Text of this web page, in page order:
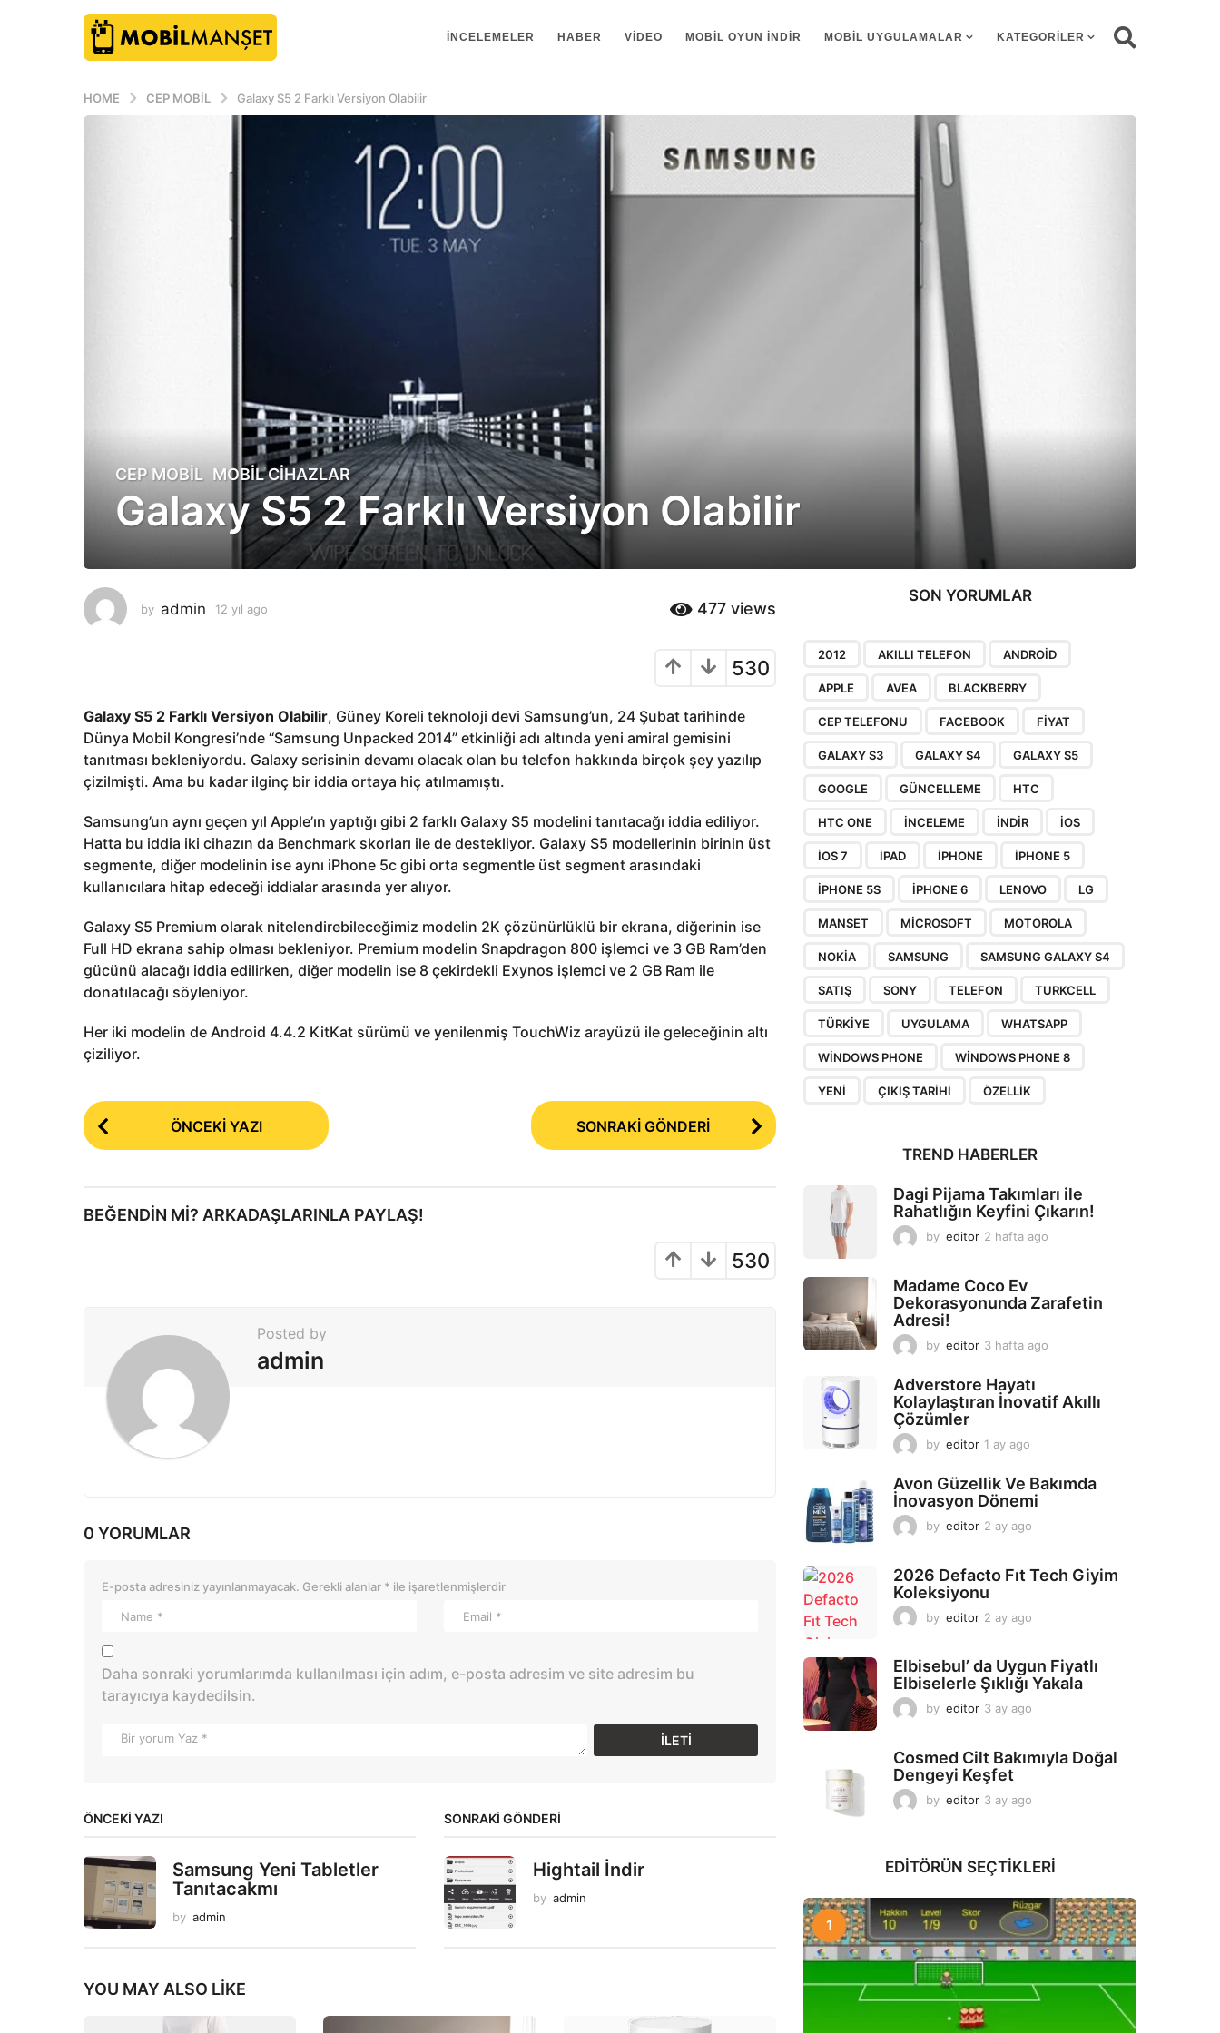
İNCELEMELER HABER VIDEO MOBIL OYUN INDIR MOBIL UYGULAMALAR KATEGORILER
HOME CEP MOBIL Galaxy S5 2 Farklı Versiyon Olabilir
1
2
y
o
ı
l
a
g
CEP MOBIL ,MOBIL CIHAZLAR
Galaxy S5 2 Farklı Versiyon Olabilir
by admin 12 yıl ago
g
o
477 views
530
Galaxy S5 2 Farklı Versiyon Olabilir, Güney Koreli teknoloji devi Samsung’un, 24 Şubat tarihinde
Dünya Mobil Kongresi’nde “Samsung Unpacked 2014” etkinliği adı altında yeni amiral gemisini
tanıtması bekleniyordu. Galaxy serisinin devamı olacak olan bu telefon hakkında birçok şey yazılıp
çizilmişti. Ama bu kadar ilginç bir iddia ortaya hiç atılmamıştı.
Samsung’un aynı geçen yıl Apple’ın yaptığı gibi 2 farklı Galaxy S5 modelini tanıtacağı iddia ediliyor.
Hatta bu iddia iki cihazın da Benchmark skorları ile de destekliyor. Galaxy S5 modellerinin birinin üst
segmente, diğer modelinin ise aynı iPhone 5c gibi orta segmentle üst segment arasındaki
kullanıcılara hitap edeceği iddialar arasında yer alıyor.
Galaxy S5 Premium olarak nitelendirebileceğimiz modelin 2K çözünürlüklü bir ekrana, diğerinin ise
Full HD ekrana sahip olması bekleniyor. Premium modelin Snapdragon 800 işlemci ve 3 GB Ram’den
gücünü alacağı iddia edilirken, diğer modelin ise 8 çekirdekli Exynos işlemci ve 2 GB Ram ile
donatılacağı söyleniyor.
Her iki modelin de Android 4.4.2 KitKat sürümü ve yenilenmiş TouchWiz arayüzü ile geleceğinin altı
çiziliyor.
P
o
t
P
ÖNCEKI YAZI SONRAKİ GÖNDERİ
BEĞENDIN MI? ARKADAŞLARINLA PAYLAŞ!
530
Posted by
admin
0 YORUMLAR
E-posta adresiniz yayınlanmayacak. Gerekli alanlar * ile işaretlenmişlerdir
Daha sonraki yorumlarımda kullanılması için adım, e-posta adresim ve site adresim bu
tarayıcıya kaydedilsin.
ÖNCEKI YAZI
Samsung Yeni Tabletler
Tanıtacakmı
by admin
SONRAKİ GÖNDERİ
Hightail İndir
by admin
YOU MAY ALSO LIKE
SON YORUMLAR
2012 AKILLI TELEFON ANDROID
APPLE AVEA BLACKBERRY
CEP TELEFONU FACEBOOK FIYAT
GALAXY S3 GALAXY S4 GALAXY S5
GOOGLE GÜNCELLEME HTC
HTC ONE INCELEME INDIR IOS
IOS 7 IPAD IPHONE IPHONE 5
IPHONE 5S IPHONE 6 LENOVO LG
MANSET MICROSOFT MOTOROLA
NOKIA SAMSUNG SAMSUNG GALAXY S4
SATIŞ SONY TELEFON TURKCELL
TÜRKIYE UYGULAMA WHATSAPP
WINDOWS PHONE WINDOWS PHONE 8
YENI ÇIKIŞ TARIHI ÖZELLIK
TREND HABERLER
Dagi Pijama Takımları ile
Rahatlığın Keyfini Çıkarın!
by editor 2 hafta ago
g
Madame Coco Ev
Dekorasyonunda Zarafetin
Adresi!
by editor 3 hafta ago
a
Adverstore Hayatı
Kolaylaştıran İnovatif Akıllı
Çözümler
by editor 1 ay ago
y
a
o
Avon Güzellik Ve Bakımda
İnovasyon Dönemi
by editor 2 ay ago
2026 Defacto Fıt Tech Giyim
Koleksiyonu
by editor 2 ay ago
a
g
Elbisebul’ da Uygun Fiyatlı
Elbiselerle Şıklığı Yakala
by editor 3 ay ago
a
Cosmed Cilt Bakımıyla Doğal
Dengeyi Keşfet
by editor 3 ay ago
g
EDITÖRÜN SEÇTIKLERI
1